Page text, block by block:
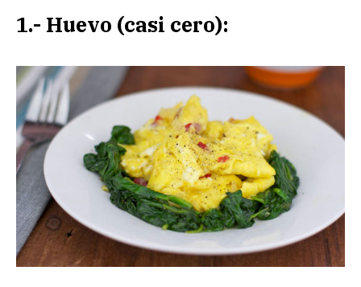
1.- Huevo (casi cero):